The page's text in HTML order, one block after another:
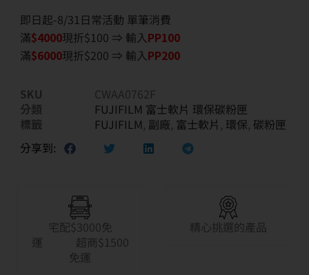
即日起-8/31日常活動 單筆消費
滿$4000現折$100 ⇒ 輸入PP100
滿$6000現折$200 ⇒ 輸入PP200
SKU
CWAA0762F
分類
FUJIFILM 富士軟片 環保碳粉匣
標籤
FUJIFILM, 副廠, 富士軟片 , 環保, 碳粉匣
分享到:
宅配$3000免
運 超商$1500
免運
精心挑選的產品